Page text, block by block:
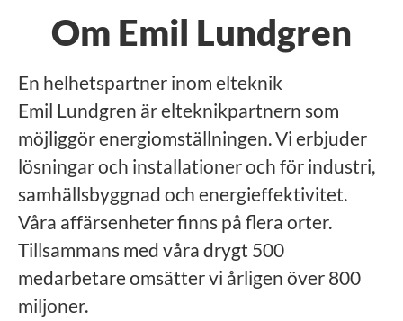
Om Emil Lundgren
En helhetspartner inom elteknik
Emil Lundgren är elteknikpartnern som
möjliggör energiomställningen. Vi erbjuder
lösningar och installationer och för industri,
samhällsbyggnad och energieffektivitet.
Våra affärsenheter finns på flera orter.
Tillsammans med våra drygt 500
medarbetare omsätter vi årligen över 800
miljoner.